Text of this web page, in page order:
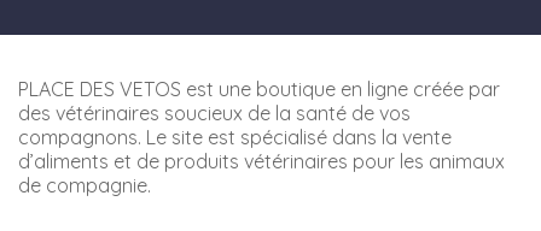
PLACE DES VETOS est une boutique en ligne créée par
des vétérinaires soucieux de la santé de vos
compagnons. Le site est spécialisé dans la vente
d’aliments et de produits vétérinaires pour les animaux
de compagnie.